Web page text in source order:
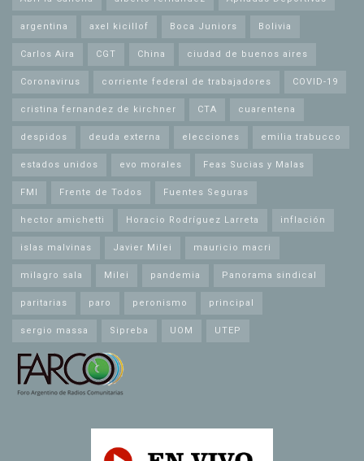
argentina axel kicillof Boca Juniors Bolivia
Carlos Aira CGT China ciudad de buenos aires
Coronavirus corriente federal de trabajadores COVID-19
cristina fernandez de kirchner CTA cuarentena
despidos deuda externa elecciones emilia trabucco
estados unidos evo morales Feas Sucias y Malas
FMI Frente de Todos Fuentes Seguras
hector amichetti Horacio Rodríguez Larreta inflación
islas malvinas Javier Milei mauricio macri
milagro sala Milei pandemia Panorama sindical
paritarias paro peronismo principal
sergio massa Sipreba UOM UTEP